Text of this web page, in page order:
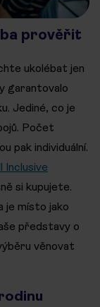
prověřit
ukolébat jen
garantovalo
Jediné, co je
Počet
pak individuální.
Inclusive
si kupujete.
je místo jako
představy o
věnovat